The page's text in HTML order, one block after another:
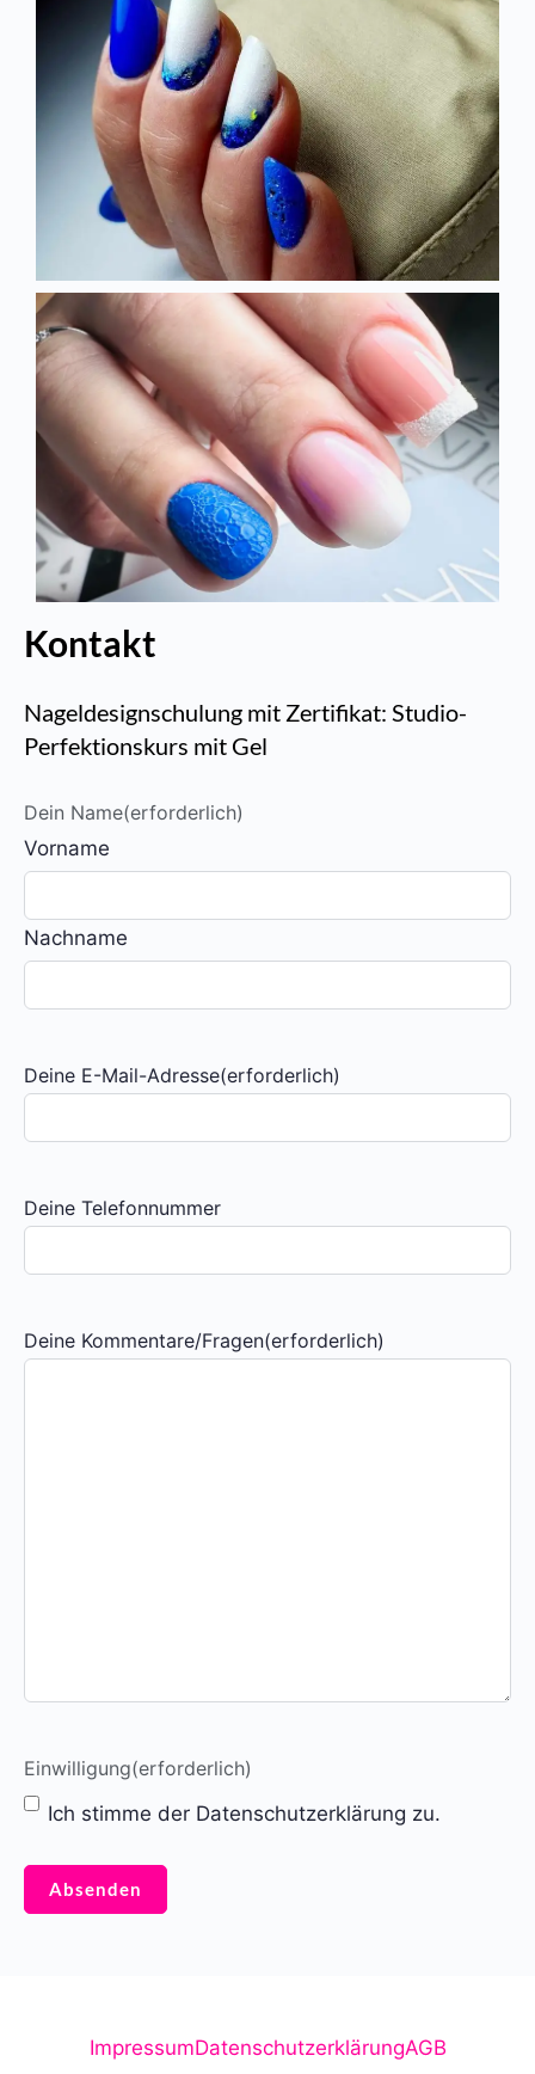
Kontakt
Nageldesignschulung mit Zertifikat: Studio-
Perfektionskurs mit Gel
Dein Name(erforderlich)
Vorname
Nachname
Deine E-Mail-Adresse(erforderlich)
Deine Telefonnummer
Deine Kommentare/Fragen(erforderlich)
Einwilligung(erforderlich)
Ich stimme der Datenschutzerklärung zu.
ImpressumDatenschutzerklärungAGB